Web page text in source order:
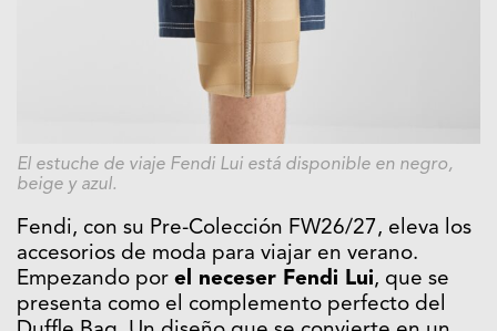
El estuche de viaje Fendi Lui está disponible en negro,
beige y azul.
Fendi, con su Pre-Colección FW26/27, eleva los
accesorios de moda para viajar en verano.
Empezando por el neceser Fendi Lui, que se
presenta como el complemento perfecto del